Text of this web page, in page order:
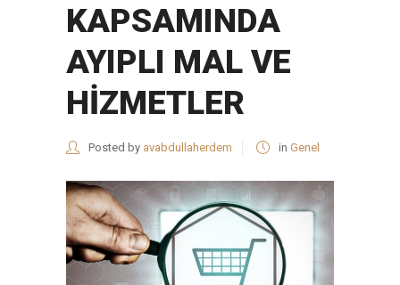
KAPSAMINDA
AYIPLI MAL VE
HİZMETLER
Posted by avabdullaherdem in Genel